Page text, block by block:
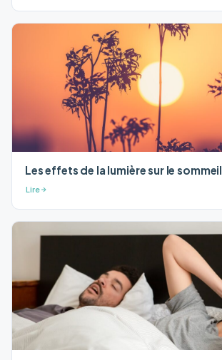
Les effets de la lumière sur le sommeil
Lire